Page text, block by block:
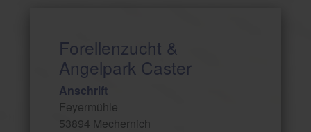
Forellenzucht &
Angelpark Caster
Anschrift
Feyermühle
53894 Mechernich